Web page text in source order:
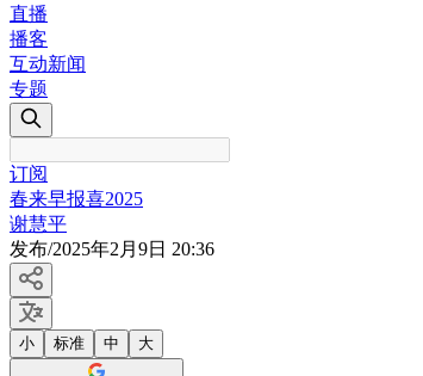
直播
播客
互动新闻
专题
订阅
春来早报喜2025
谢慧平
发布/2025年2月9日 20:36
小 标准 中 大